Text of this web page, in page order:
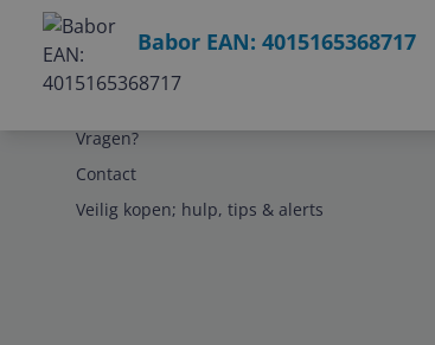
Babor EAN: 4015165368717
Vragen?
Contact
Veilig kopen; hulp, tips & alerts